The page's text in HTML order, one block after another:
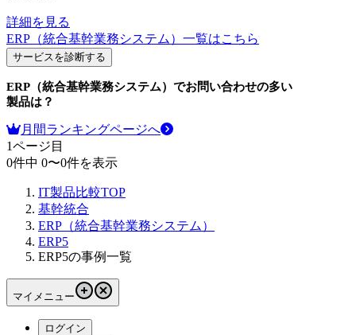
詳細を見る
ERP（統合基幹業務システム） 一覧はこちら
サービスを診断する
ERP（統合基幹業務システム） でお問い合わせの多い
製品は？
月間ランキングページへ
1ページ目
0件中 0〜0件を表示
IT製品比較TOP
基幹統合
ERP（統合基幹業務システム）
ERP5
ERP5の事例一覧
マイメニュー
ログイン